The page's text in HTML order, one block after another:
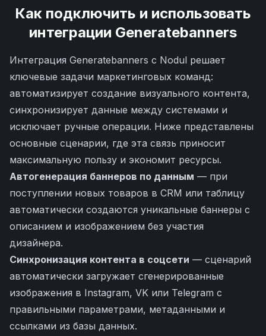
Как подключить и использовать
интеграции Generatebanners
Интеграция Generatebanners с Nodul решает
ключевые задачи маркетинговых команд:
автоматизирует создание визуального контента,
синхронизирует данные между системами и
исключает ручные операции. Ниже представлены
основные сценарии, где эта связь приносит
максимальную пользу и экономит ресурсы.
Автогенерация баннеров по данным — при
поступлении новых товаров в CRM или таблицу
автоматически создаются уникальные баннеры с
описанием и изображением без участия
дизайнера.
Синхронизация контента в соцсети — сценарий
автоматически загружает сгенерированные
изображения в Instagram, VK или Telegram с
правильными параметрами, метаданными и
ссылками из базы данных.